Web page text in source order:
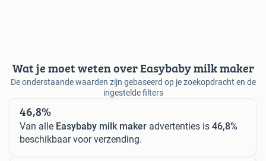
Wat je moet weten over Easybaby milk maker
De onderstaande waarden zijn gebaseerd op je zoekopdracht en de
ingestelde filters
46,8%
Van alle Easybaby milk maker advertenties is 46,8%
beschikbaar voor verzending.